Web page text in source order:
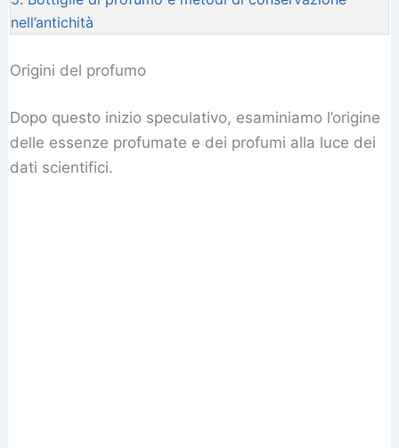
nell’antichità
Origini del profumo
Dopo questo inizio speculativo, esaminiamo l’origine
delle essenze profumate e dei profumi alla luce dei
dati scientifici.